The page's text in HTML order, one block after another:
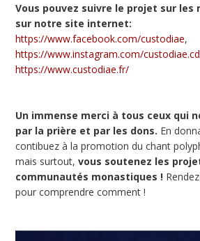
Vous pouvez suivre le projet sur les
sur notre site internet:
https://www.facebook.com/custodiae,
https://www.instagram.com/
https://www.custodiae.fr/
Un immense merci à tous ceux qui
par la prière et par les dons. En
contibuez à la promotion du chant
mais surtout, vous soutenez les
communautés monastiques !
pour comprendre comment !